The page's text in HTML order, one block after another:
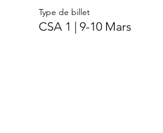
Type de billet
CSA 1 | 9-10 Mars